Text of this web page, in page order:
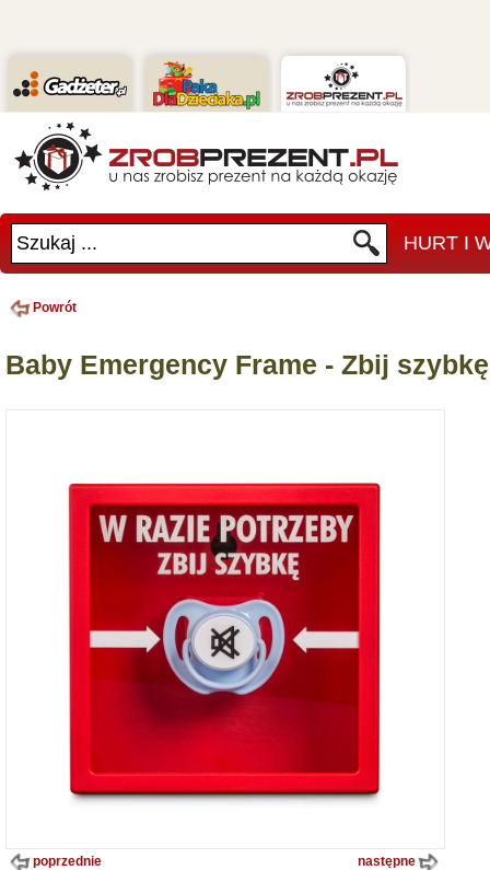
Szukaj ... HURT I
Powrót
Baby Emergency Frame - Zbij
poprzednie następne